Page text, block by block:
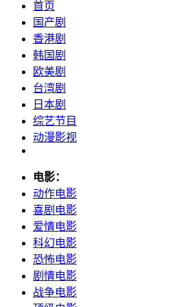
首页
国产剧
香港剧
韩国剧
欧美剧
台湾剧
日本剧
综艺节目
动漫影视
电影：
动作电影
喜剧电影
爱情电影
科幻电影
恐怖电影
剧情电影
战争电影